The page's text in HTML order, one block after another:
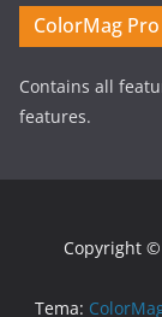
ColorMag Pro
Contains all
features.
Copyright
Tema: